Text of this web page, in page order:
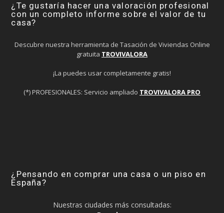
¿Te gustaría hacer una valoración profesional
con un completo informe sobre el valor de tu
casa?
Descubre nuestra herramienta de Tasación de Viviendas Online
gratuita TROVIVALORA
¡La puedes usar completamente gratis!
(*) PROFESIONALES: Servicio ampliado TROVIVALORA PRO
¿Pensando en comprar una casa o un piso en
España?
Nuestras ciudades más consultadas: